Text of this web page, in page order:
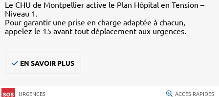
Le CHU de Montpellier active le Plan Hôpital en Tension –
Niveau 1.
Pour garantir une prise en charge adaptée à chacun,
appelez le 15 avant tout déplacement aux urgences.
EN SAVOIR PLUS
URGENCES ACCÈS RAPIDES